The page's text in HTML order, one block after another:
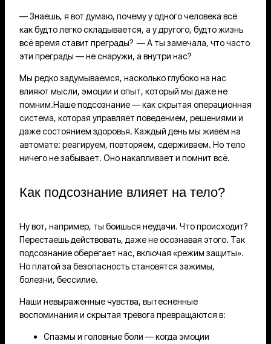
— Знаешь, я вот думаю, почему у одного человека всё
как будто легко складывается, а у другого, будто жизнь
всё время ставит преграды? — А ты замечала, что часто
эти преграды — не снаружи, а внутри нас?
Мы редко задумываемся, насколько глубоко на нас
влияют мысли, эмоции и опыт, который мы даже не
помним.Наше подсознание — как скрытая операционная
система, которая управляет поведением, решениями и
даже состоянием здоровья. Каждый день мы живём на
автомате: реагируем, повторяем, сдерживаем. Но тело
ничего не забывает. Оно накапливает и помнит всё.
Как подсознание влияет на тело?
Ну вот, например, ты боишься неудачи. Что происходит?
Перестаешь действовать, даже не осознавая этого. Так
подсознание оберегает нас, включая «режим защиты».
Но платой за безопасность становятся зажимы,
болезни, бессилие.
Наши невыраженные чувства, вытесненные
воспоминания и скрытая тревога превращаются в:
Спазмы и головные боли — когда эмоции